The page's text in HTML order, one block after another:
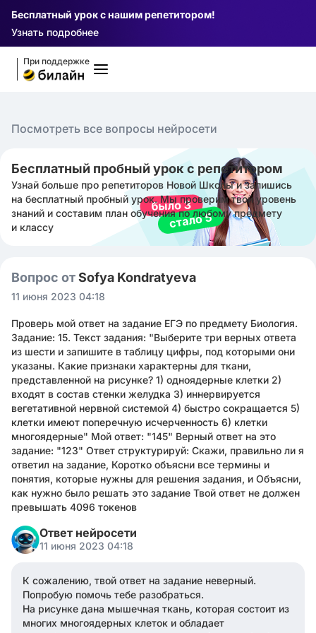
Бесплатный урок с нашим репетитором!
Узнать подробнее
При поддержке
Посмотреть все вопросы нейросети
Бесплатный пробный урок с репетитором
Узнай больше про репетиторов Новой Школы и запишись
на бесплатный пробный урок. Мы проверим твой уровень
знаний и составим план обучения по любому предмету
и классу
Вопрос отSofya Kondratyeva
11 июня 2023 04:18
Проверь мой ответ на задание ЕГЭ по предмету Биология.
Задание: 15. Текст задания: "Выберите три верных ответа
из шести и запишите в таблицу цифры, под которыми они
указаны. Какие признаки характерны для ткани,
представленной на рисунке? 1) одноядерные клетки 2)
входят в состав стенки желудка 3) иннервируется
вегетативной нервной системой 4) быстро сокращается 5)
клетки имеют поперечную исчерченность 6) клетки
многоядерные" Мой ответ: "145" Верный ответ на это
задание: "123" Ответ структурируй: Скажи, правильно ли я
ответил на задание, Коротко объясни все термины и
понятия, которые нужны для решения задания, и Объясни,
как нужно было решать это задание Твой ответ не должен
превышать 4096 токенов
Ответ нейросети
11 июня 2023 04:18
К сожалению, твой ответ на задание неверный.
Попробую помочь тебе разобраться.
На рисунке дана мышечная ткань, которая состоит из
многих многоядерных клеток и обладает